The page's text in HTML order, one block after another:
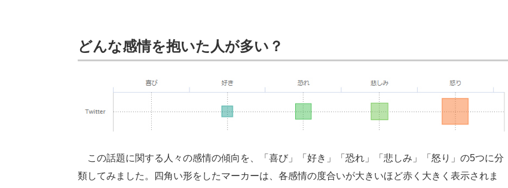
どんな感情を抱いた人が多い？
この話題に関する人々の感情の傾向を、「喜び」「好き」「恐れ」「悲しみ」「怒り」の5つに分
類してみました。四角い形をしたマーカーは、各感情の度合いが大きいほど赤く大きく表示されま